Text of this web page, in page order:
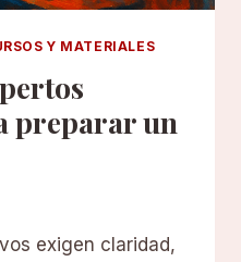
Y MATERIALES
preparar un
exigen claridad,